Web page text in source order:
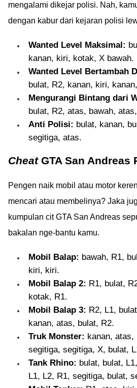
mengalami dikejar polisi. Nah,
dengan kabur dari kejaran polisi
Wanted Level Maksimal:
kanan, kiri, kotak, X bawah.
Wanted Level Bertambah
bulat, R2, kanan, kiri,
Mengurangi Bintang dari
bulat, R2, atas, bawah,
Anti Polisi: bulat, kanan,
segitiga, atas.
CheatGTA San Andreas
Pengen naik mobil atau motor
mencari atau membelinya? Jaka
kumpulan cit GTA San Andreas
bakalan nge-bantu kamu.
Mobil Balap: bawah, R1,
kiri, kiri.
Mobil Balap 2: R1, bulat,
kotak, R1.
Mobil Balap 3: R2, L1,
kanan, atas, bulat, R2.
Truk Monster: kanan, atas,
segitiga, segitiga, X, bulat,
Tank Rhino: bulat, bulat,
L1, L2, R1, segitiga, bulat,